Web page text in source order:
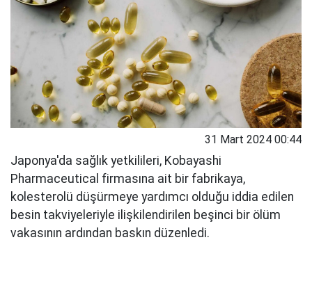
31 Mart 2024 00:44
Japonya'da sağlık yetkilileri, Kobayashi
Pharmaceutical firmasına ait bir fabrikaya,
kolesterolü düşürmeye yardımcı olduğu iddia edilen
besin takviyeleriyle ilişkilendirilen beşinci bir ölüm
vakasının ardından baskın düzenledi.